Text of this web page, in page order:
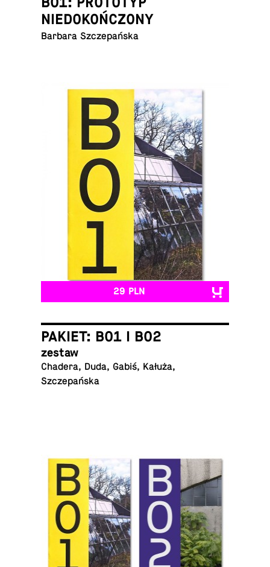
NIEDOKOŃCZONY
Barbara Szczepańska
29 PLN
PAKIET: B01 I B02
zestaw
Chadera, Duda, Gabiś, Kałuża,
Szczepańska